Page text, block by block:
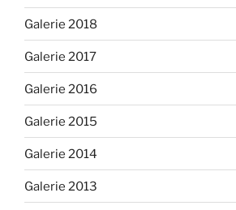
Galerie 2018
Galerie 2017
Galerie 2016
Galerie 2015
Galerie 2014
Galerie 2013